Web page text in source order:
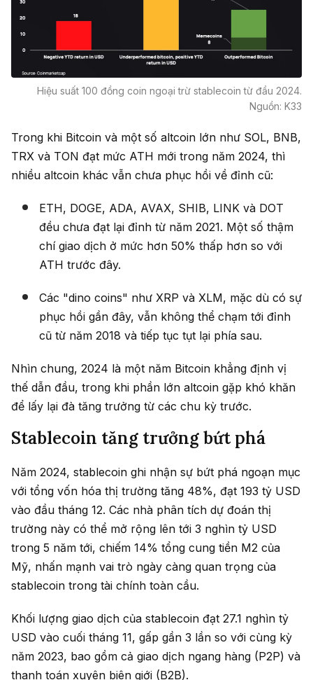
Hiệu suất 100 đồng coin ngoại trừ stablecoin từ đầu 2024.
Nguồn: K33
Trong khi Bitcoin và một số altcoin lớn như SOL, BNB,
TRX và TON đạt mức ATH mới trong năm 2024, thì
nhiều altcoin khác vẫn chưa phục hồi về đỉnh cũ:
ETH, DOGE, ADA, AVAX, SHIB, LINK và DOT
đều chưa đạt lại đỉnh từ năm 2021. Một số thậm
chí giao dịch ở mức hơn 50% thấp hơn so với
ATH trước đây.
Các "dino coins" như XRP và XLM, mặc dù có sự
phục hồi gần đây, vẫn không thể chạm tới đỉnh
cũ từ năm 2018 và tiếp tục tụt lại phía sau.
Nhìn chung, 2024 là một năm Bitcoin khẳng định vị
thế dẫn đầu, trong khi phần lớn altcoin gặp khó khăn
để lấy lại đà tăng trưởng từ các chu kỳ trước.
Stablecoin tăng trưởng bứt phá
Năm 2024, stablecoin ghi nhận sự bứt phá ngoạn mục
với tổng vốn hóa thị trường tăng 48%, đạt 193 tỷ USD
vào đầu tháng 12. Các nhà phân tích dự đoán thị
trường này có thể mở rộng lên tới 3 nghìn tỷ USD
trong 5 năm tới, chiếm 14% tổng cung tiền M2 của
Mỹ, nhấn mạnh vai trò ngày càng quan trọng của
stablecoin trong tài chính toàn cầu.
Khối lượng giao dịch của stablecoin đạt 27.1 nghìn tỷ
USD vào cuối tháng 11, gấp gần 3 lần so với cùng kỳ
năm 2023, bao gồm cả giao dịch ngang hàng (P2P) và
thanh toán xuyên biên giới (B2B).